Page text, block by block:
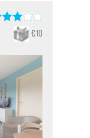
€ 10